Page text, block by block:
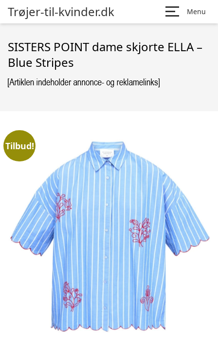
Trøjer-til-kvinder.dk Menu
SISTERS POINT dame skjorte ELLA –
Blue Stripes
Tilbud!